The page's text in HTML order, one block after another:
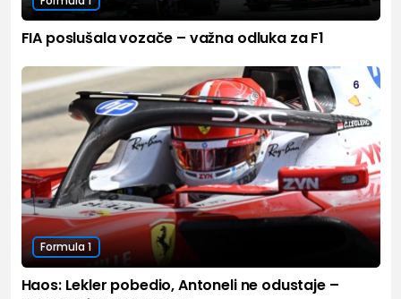
FIA poslušala vozače – važna odluka za F1
6
Formula 1
Haos: Lekler pobedio, Antoneli ne odustaje –